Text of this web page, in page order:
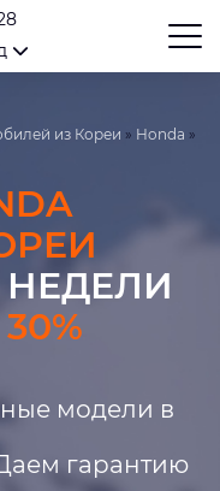
из Кореи » Honda »
НЕДЕЛИ
модели в
гарантию